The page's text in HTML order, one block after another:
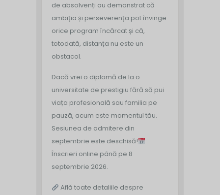
de absolvenți au demonstrat că
ambiția și perseverența pot învinge
orice program încărcat și că,
totodată, distanța nu este un
obstacol.
Dacă vrei o diplomă de la o
universitate de prestigiu fără să pui
viața profesională sau familia pe
pauză, acum este momentul tău.
Sesiunea de admitere din
septembrie este deschisă!
Înscrieri online până pe 8
septembrie 2026.
Află toate detaliile despre